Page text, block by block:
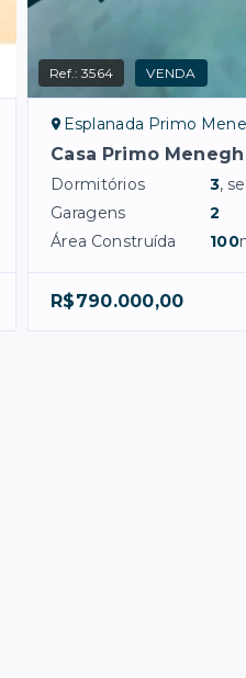
Ref.:3564 VENDA
Esplanada Primo
Casa Primo
Dormitórios 3,
Garagens
2
Área Construída
100
R$790.000,00